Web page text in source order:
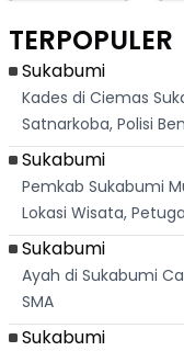
Banteng
TERPOPULER
Sukabumi
Kades di Ciemas
Satnarkoba, Polisi
Sukabumi
Pemkab Sukabumi
Lokasi Wisata,
Sukabumi
Ayah di Sukabumi
SMA
Sukabumi